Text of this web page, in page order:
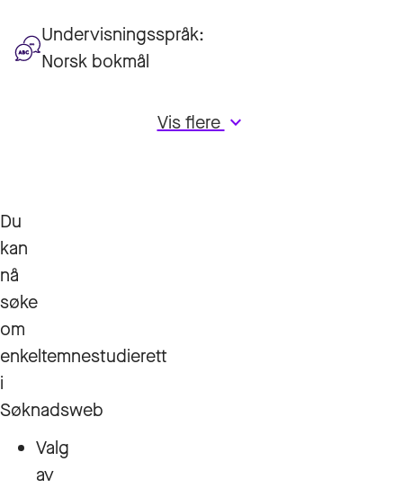
Undervisningsspråk:
Norsk bokmål
Vis flerekeyboard_arrow_down
Du
kan
nå
søke
om
enkeltemnestudierett
i
Søknadsweb
Valg
av